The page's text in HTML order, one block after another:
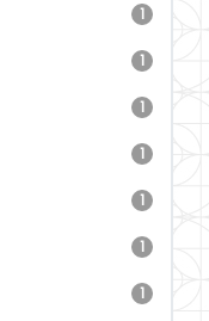
1
1
1
1
1
1
1